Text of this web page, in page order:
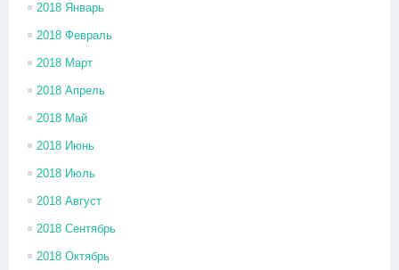
2018 Январь
2018 Февраль
2018 Март
2018 Апрель
2018 Май
2018 Июнь
2018 Июль
2018 Август
2018 Сентябрь
2018 Октябрь